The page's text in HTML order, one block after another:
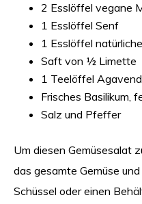
2 Esslöffel vegane
1 Esslöffel Senf
1 Esslöffel
Saft von ½ Limette
1 Teelöffel
Frisches Basilikum,
Salz und Pfeffer
Um diesen Gemüsesalat
das gesamte Gemüse
Schüssel oder einen